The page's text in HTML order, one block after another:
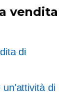
vendita
di
un'attività di